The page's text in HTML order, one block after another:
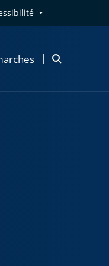
Ouvrir